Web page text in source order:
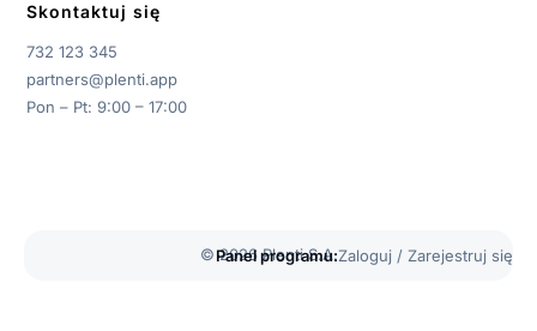
Skontaktuj się
732 123 345
partners@plenti.app
Pon – Pt: 9:00 – 17:00
© 2026 Plenti S.A.Zaloguj / Zarejestruj się
Panel programu: